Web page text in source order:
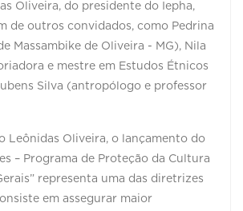
Oliveira, do presidente do Iepha,
de outros convidados, como Pedrina
Massambike de Oliveira - MG), Nila
e mestre em Estudos Étnicos
Silva (antropólogo e professor
Leônidas Oliveira, o lançamento do
– Programa de Proteção da Cultura
representa uma das diretrizes
em assegurar maior